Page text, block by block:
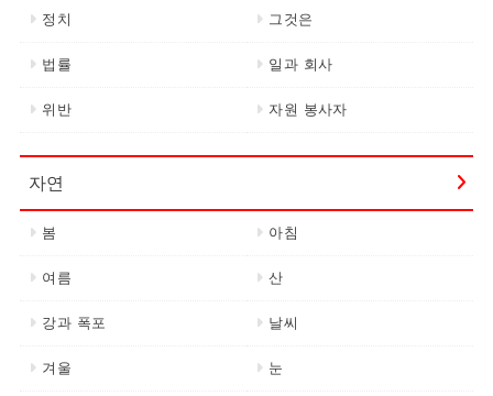
정치 그것은
법률 일과 회사
위반 자원 봉사자
자연
봄 아침
여름 산
강과 폭포 날씨
겨울 눈